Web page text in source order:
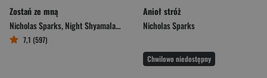
Zostań ze mną
Nicholas Sparks,Night Shyamalan M.
7,1 (597)
Anioł stróż
Nicholas Sparks
Chwilowo niedostępny